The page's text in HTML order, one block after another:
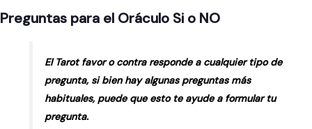
Preguntas para el Oráculo Si o NO
El Tarot favor o contra responde a cualquier tipo de
pregunta, si bien hay algunas preguntas más
habituales, puede que esto te ayude a formular tu
pregunta.